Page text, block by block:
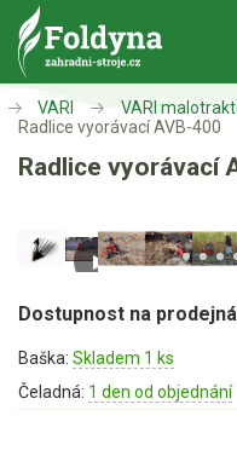
Zahradní traktory
Zahradní traktory
Aku traktory
Sekačky
Benzínové sekačky
VARI VARI
Radlice vyorávací AVB-400
Radlice vyorávací
Dostupnost na
Baška: Skladem 1 ks
Čeladná: 1 den od objednání